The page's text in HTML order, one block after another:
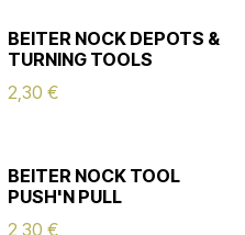
BEITER NOCK DEPOTS &
TURNING TOOLS
2,30 €
BEITER NOCK TOOL
PUSH'N PULL
2,30 €